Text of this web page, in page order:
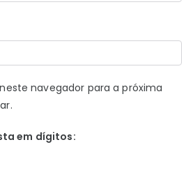
navegador para a próxima
em dígitos: